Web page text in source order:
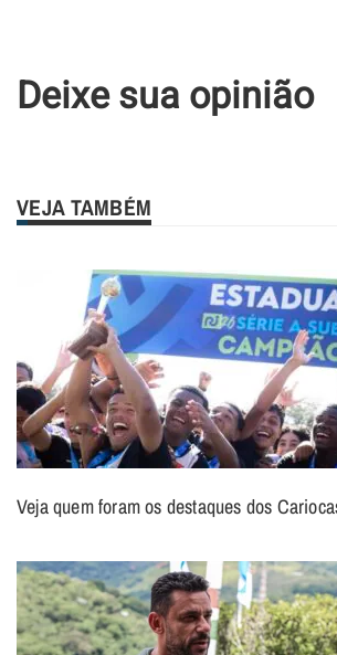
Deixe sua opinião
VEJA TAMBÉM
Veja quem foram os destaques dos